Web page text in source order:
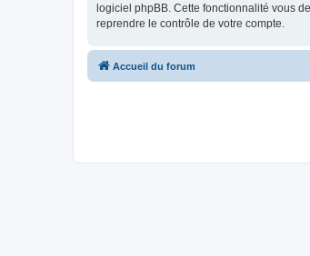
logiciel phpBB. Cette fonctionnalité vous
reprendre le contrôle de votre compte.
Accueil du forum